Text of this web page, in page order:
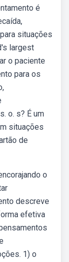
é
situações
largest
o paciente
para os
o. s? É um
situações
de
o
descreve
efetiva
1) o